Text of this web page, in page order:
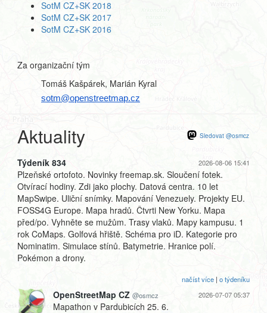
SotM CZ+SK 2018
SotM CZ+SK 2017
SotM CZ+SK 2016
Za organizační tým
Tomáš Kašpárek, Marián Kyral
sotm@openstreetmap.cz
Aktuality Sledovat @osmcz
2026-08-06 15:41
Týdeník 834
Plzeňské ortofoto. Novinky freemap.sk. Sloučení fotek.
Otvírací hodiny. Zdi jako plochy. Datová centra. 10 let
MapSwipe. Uliční snímky. Mapování Venezuely. Projekty EU.
FOSS4G Europe. Mapa hradů. Čtvrti New Yorku. Mapa
před/po. Vyhněte se mužům. Trasy vlaků. Mapy kampusu. 1
rok CoMaps. Golfová hřiště. Schéma pro iD. Kategorie pro
Nominatim. Simulace stínů. Batymetrie. Hranice polí.
Pokémon a drony.
načíst více | o týdeníku
2026-07-07 05:37
OpenStreetMap CZ @osmcz
Mapathon v Pardubicích 25. 6.